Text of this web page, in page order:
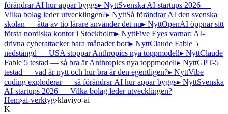
förändrar AI hur appar byggs▸ NyttSvenska AI-startups 2026 —
Vilka bolag leder utvecklingen?▸ NyttSå förändrar AI den svenska
skolan — åtta av tio lärare använder det nu▸ NyttOpenAI öppnar sitt
första nordiska kontor i Stockholm▸ NyttFive Eyes varnar: AI-
drivna cyberattacker bara månader bort▸ NyttClaude Fable 5
nedstängd — USA stoppar Anthropics nya toppmodell▸ NyttClaude
Fable 5 testad — så bra är Anthropics nya toppmodell▸ NyttGPT-5
testad — vad är nytt och hur bra är den egentligen?▸ NyttVibe
coding exploderar — så förändrar AI hur appar byggs▸ NyttSvenska
AI-startups 2026 — Vilka bolag leder utvecklingen?
Hem›ai-verktyg›klaviyo-ai
K